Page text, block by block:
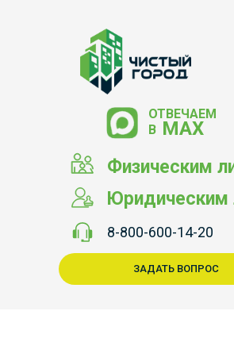
ЗАДАТЬ ВОПРОС
Физическим
Юридическим
8-800-600-14-20
ОТВЕЧАЕМ
В МАХ